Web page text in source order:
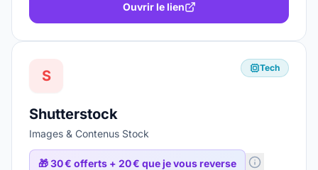
Ouvrir le lien
S Tech
Shutterstock
Images & Contenus Stock
🎁30 € offerts + 20 € que je vous reverse